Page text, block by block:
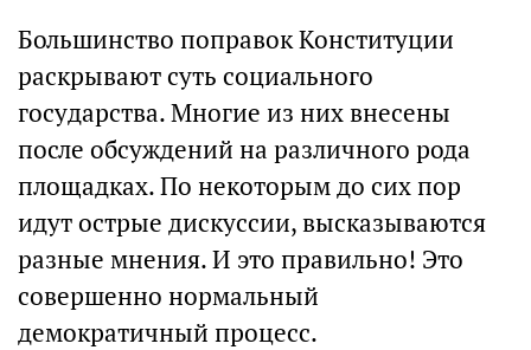
Большинство поправок Конституции
раскрывают суть социального
государства. Многие из них внесены
после обсуждений на различного рода
площадках. По некоторым до сих пор
идут острые дискуссии, высказываются
разные мнения. И это правильно! Это
совершенно нормальный
демократичный процесс.